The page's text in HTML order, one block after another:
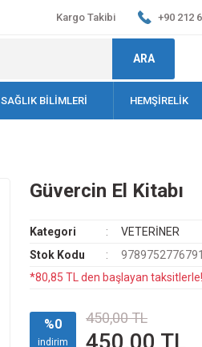
Kargo Takibi +90 212
ARA
SAĞLIK BİLİMLERİ HEMŞİRELİK
Güvercin El Kitabı
Kategori
VETERİNER
Stok Kodu
9789752776791
*80,85 TL den başlayan taksitlerle!
%0
indirim
450,00 TL